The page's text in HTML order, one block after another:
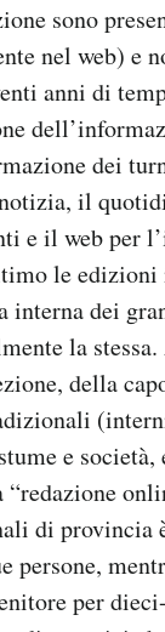
sono
nel web) e
anni di
dei
il
e il web per
le
interna dei
la
della
e società,
di provincia
persone,
per